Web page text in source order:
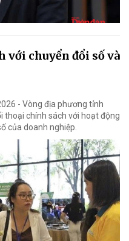
với chuyển đổi số và
- Vòng địa phương tỉnh
thoại chính sách với hoạt động
của doanh nghiệp.